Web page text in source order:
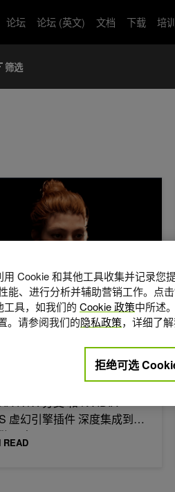
论坛 论坛 (英文) 文档 下载 培训
机：安魂曲 ( Resident Evil
6月 16日
SDK 和 Unreal Engine
件在设备上构建 AI 配套工
RTX 技术通过虚幻引擎的
RTX 分支 和 NVIDIA
虚幻引擎插件 深度集成到虚
5 中。
READ
ACE Game Agent SDK 和
Cookie 和其他工具收集并记录您
能、进行分析并辅助营销工作。点
具，如我们的 Cookie 政策中所述
。请参阅我们的隐私政策，详细了
拒绝可选